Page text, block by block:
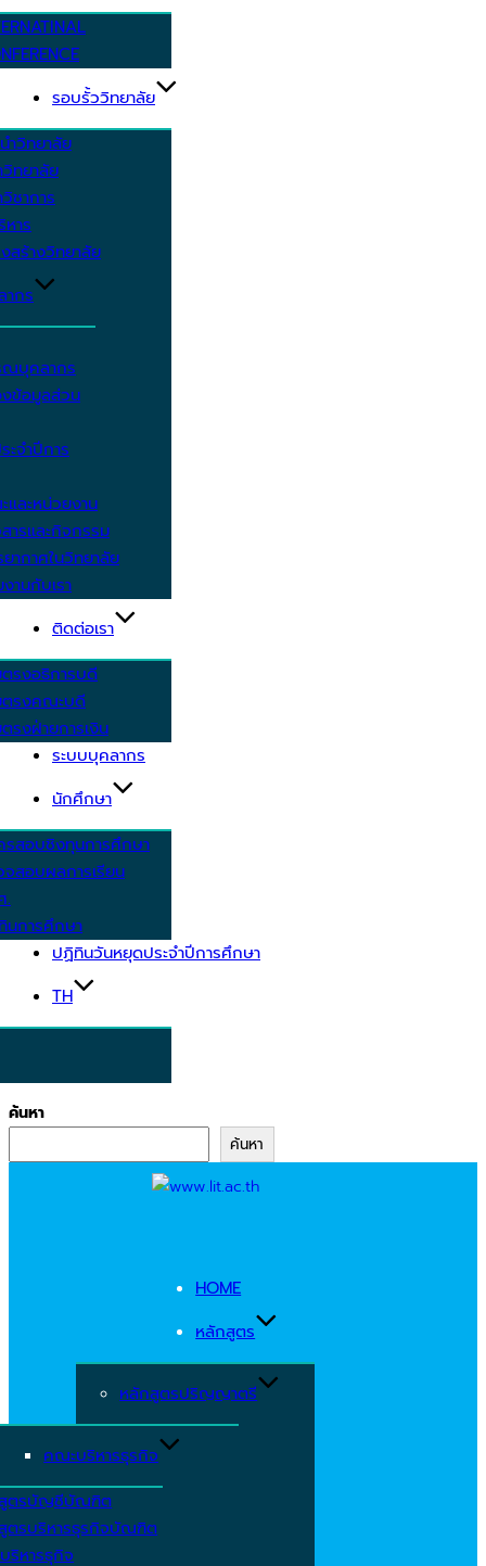
รอบรั้ววิทยาลัย
ำวิทยาลัย
ทยาลัย
ชาการ
าร
สร้างวิทยาลัย
กร
ณบุคลากร
ข้อมูลส่วน
จำปีการ
ละหน่วยงาน
ารและกิจกรรม
ากาศในวิทยาลัย
านกับเรา
ติดต่อเรา
รงอธิการบดี
ตรงคณะบดี
รงฝ่ายการเงิน
ระบบบุคลากร
นักศึกษา
รสอบชิงทุนการศึกษา
สอบผลการเรียน
.
นการศึกษา
ปฏิทินวันหยุดประจำปีการศึกษา
TH
ค้นหา
ค้นหา
HOME
หลักสูตร
หลักสูตรปริญญาตรี
คณะบริหารธุรกิจ
ตรบัญชีบัณฑิต
ตรบริหารธุรกิจบัณฑิต
ริหารธุกิจ